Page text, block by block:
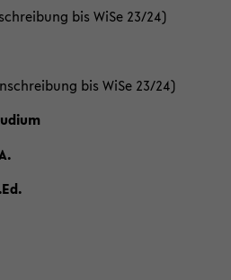
bis WiSe 23/24)
bis WiSe 23/24)